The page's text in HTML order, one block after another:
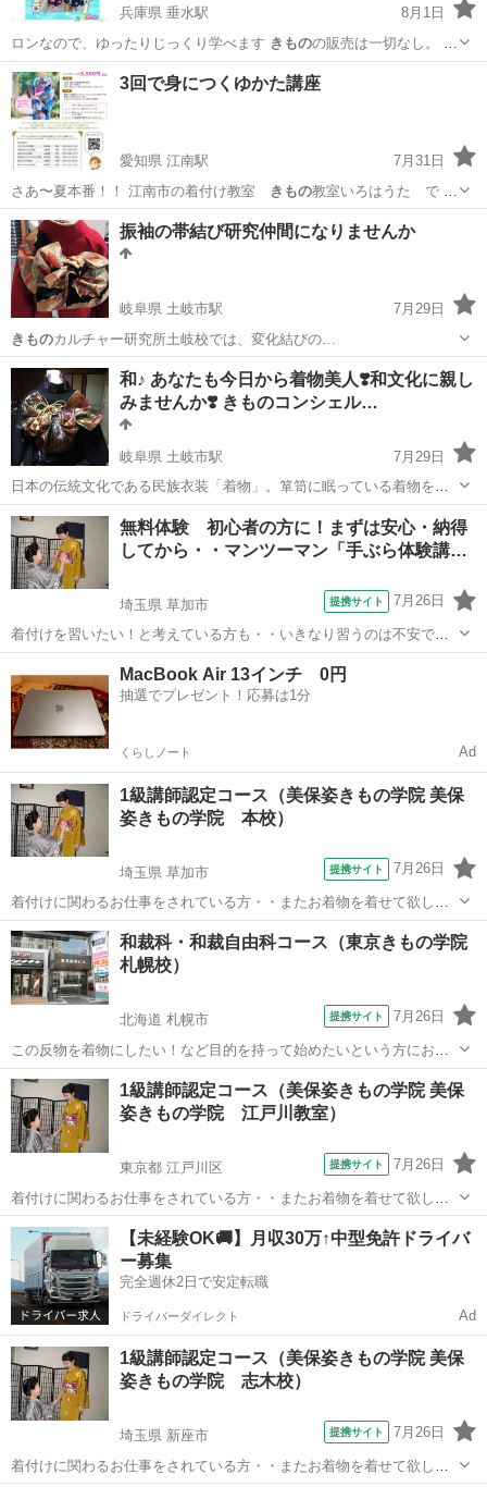
兵庫県 垂水駅
8月1日
ロンなので、ゆったりじっくり学べます きものの販売は一切なし。 ご
安心ください。 …
兵庫 神戸市 垂水駅 着付け きもの
3回で身につくゆかた講座
愛知県 江南駅
7月31日
さあ〜夏本番！！ 江南市の着付け教室
きもの教室いろはうた で ゆ
かたのレッスンは…
愛知 江南市 江南駅 日本文化 講座
振袖の帯結び研究仲間になりませんか
岐阜県 土岐市駅
7月29日
きものカルチャー研究所土岐校では、変化結びの…
岐阜 土岐市 土岐市駅 着付け 仲間
和♪ あなたも今日から着物美人❣️和文化に親し
みませんか❣️ きものコンシェル…
岐阜県 土岐市駅
7月29日
日本の伝統文化である民族衣装「着物」。箪笥に眠っている着物を季
節の風に当ててあげませんか？ 腰紐だけで着物、帯結びができます。
マンツーマンまたは少人数によるレッスンで短期間で着物が着られる
ようになります。また、振袖、訪問着...
岐阜 土岐市 土岐市駅 着付け
無料体験 初心者の方に！まずは安心・納得
してから・・マンツーマン「手ぶら体験講…
埼玉県 草加市 提携サイト 7月26日
着付けを習いたい！と考えている方も・・いきなり習うのは不安です
よね！？ どんなお稽古？どんな先生？自分で出来るかしら！？ そこで
まずは・・お気軽に「マンツーマン体験」をご予約・ご受講下さい 自
分で綺麗に着たい！人にも着付...
MacBook Air 13インチ 0円
抽選でプレゼント！応募は1分
くらしノート Ad
1級講師認定コース（美保姿きもの学院 美保
姿きもの学院 本校）
埼玉県 草加市 提携サイト 7月26日
着付けに関わるお仕事をされている方・・またお着物を着せて欲しい
という方に対応する お仕事に従事する方が「高齢化」してきておりま
す。 今すぐでなくても・・資格を取得しておくと・・将来の夢が広が
ります また当校もマンツーマンお...
埼玉 草加市 着付け
和裁科・和裁自由科コース（東京きもの学院
札幌校）
北海道 札幌市 提携サイト 7月26日
この反物を着物にしたい！など目的を持って始めたいという方にお勧
めのコース。 ご自分の着物、お子さんや男性の着物も基礎縫いを終え
たら、すぐに縫い始めることが出来ます。
北海道 札幌市 和裁
1級講師認定コース（美保姿きもの学院 美保
姿きもの学院 江戸川教室）
東京都 江戸川区 提携サイト 7月26日
着付けに関わるお仕事をされている方・・またお着物を着せて欲しい
という方に対応する お仕事に従事する方が「高齢化」してきておりま
す。 今すぐでなくても・・資格を取得しておくと・・将来の夢が広が
ります また当校もマンツーマンお...
東京 江戸川区 着付け
【未経験OK🚚】月収30万↑中型免許ドライバ
ー募集
完全週休2日で安定転職
ドライバーダイレクト Ad
1級講師認定コース（美保姿きもの学院 美保
姿きもの学院 志木校）
埼玉県 新座市 提携サイト 7月26日
着付けに関わるお仕事をされている方・・またお着物を着せて欲しい